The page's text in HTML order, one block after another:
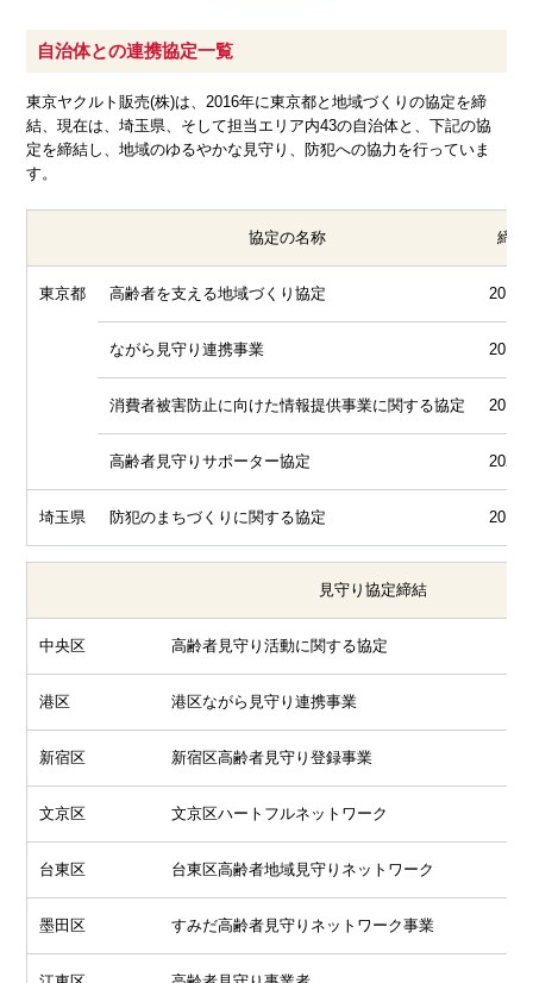
自治体との連携協定一覧
東京ヤクルト販売(株)は、2016年に東京都と地域づくりの協定を締
結、現在は、埼玉県、そして担当エリア内43の自治体と、下記の協
定を締結し、地域のゆるやかな見守り、防犯への協力を行っていま
す。
協定の名称 締結
東京都 高齢者を支える地域づくり協定
ながら見守り連携事業
消費者被害防止に向けた情報提供事業に関する協定
高齢者見守りサポーター協定
埼玉県 防犯のまちづくりに関する協定
見守り協定締結
中央区 高齢者見守り活動に関する協定
港区 港区ながら見守り連携事業
新宿区 新宿区高齢者見守り登録事業
文京区 文京区ハートフルネットワーク
台東区 台東区高齢者地域見守りネットワーク
墨田区 すみだ高齢者見守りネットワーク事業